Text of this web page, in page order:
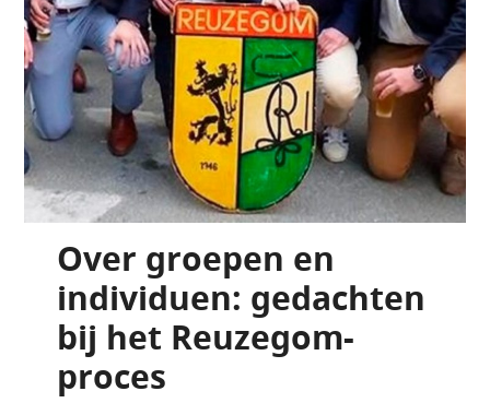
Over groepen en
individuen: gedachten
bij het Reuzegom-
proces